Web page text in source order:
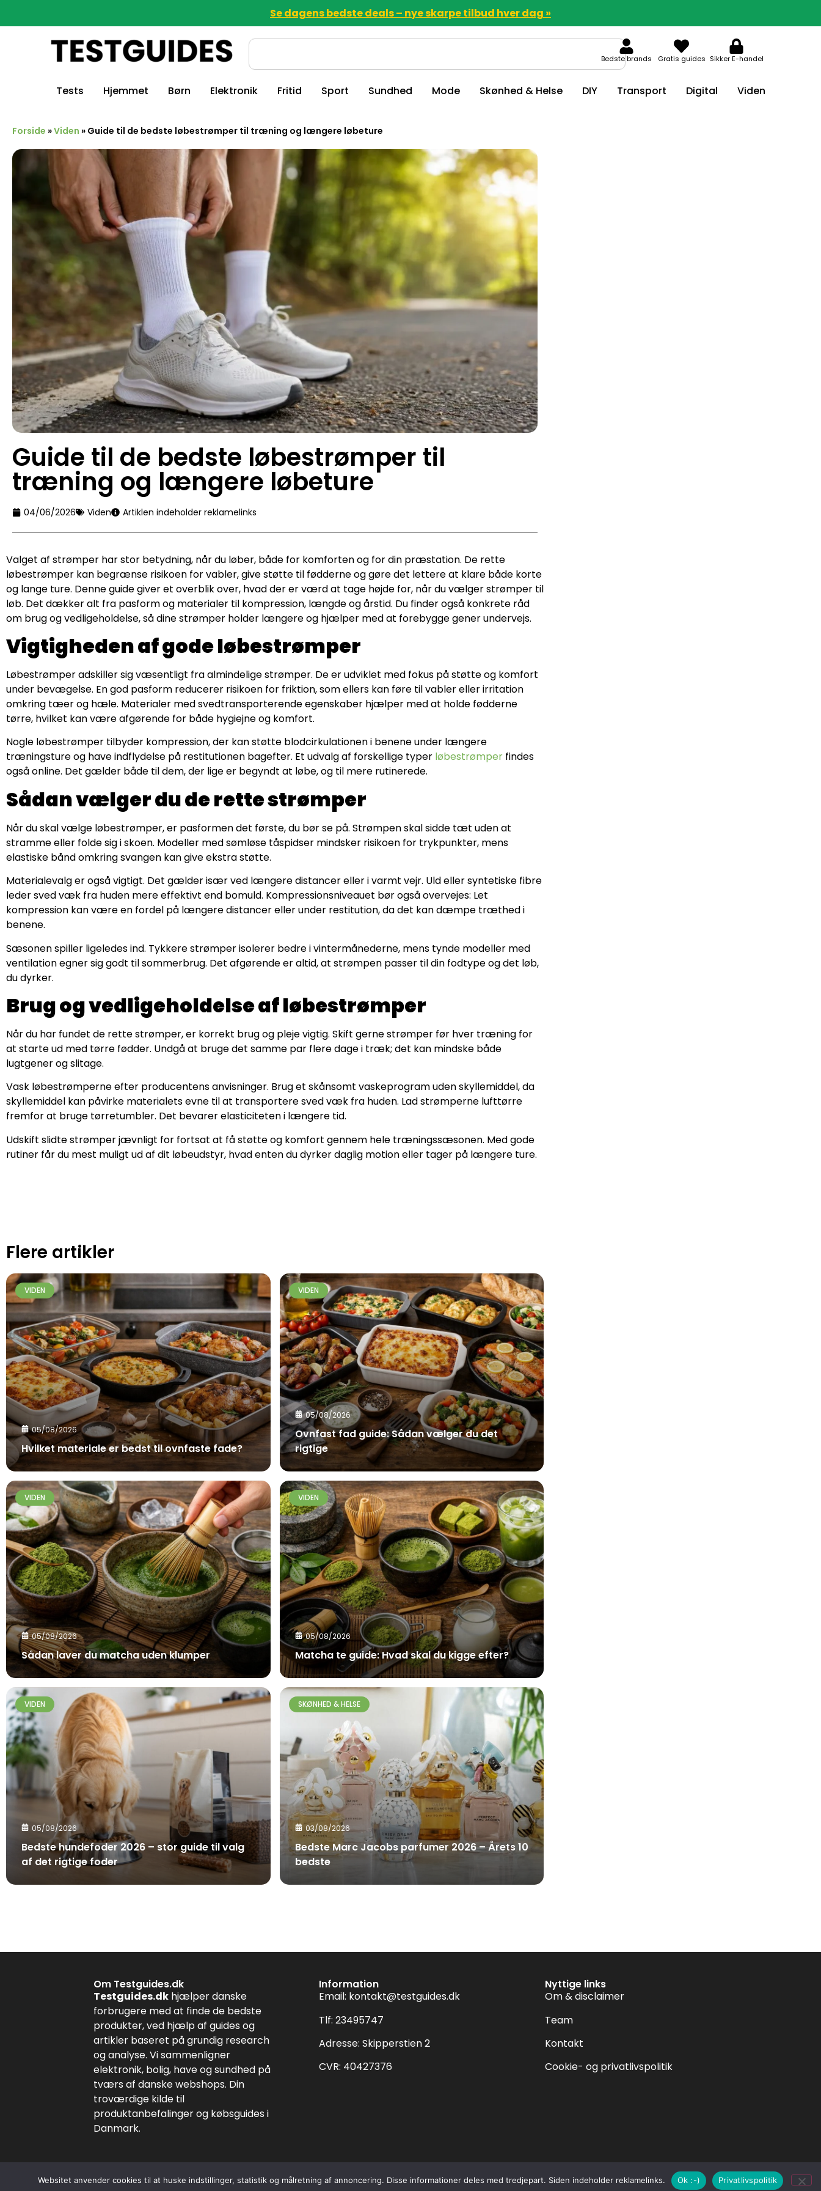
Se dagens bedste deals – nye skarpe tilbud hver dag »
Bedste brands Gratis guides Sikker E-handel
Tests Hjemmet Børn Elektronik Fritid Sport Sundhed Mode Skønhed & Helse DIY Transport Digital Viden
Forside »Viden » Guide til de bedste løbestrømper til træning og længere løbeture
Guide til de bedste løbestrømper til
træning og længere løbeture
04/06/2026 Viden Artiklen indeholder reklamelinks
Valget af strømper har stor betydning, når du løber, både for komforten og for din præstation. De rette
løbestrømper kan begrænse risikoen for vabler, give støtte til fødderne og gøre det lettere at klare både korte
og lange ture. Denne guide giver et overblik over, hvad der er værd at tage højde for, når du vælger strømper til
løb. Det dækker alt fra pasform og materialer til kompression, længde og årstid. Du finder også konkrete råd
om brug og vedligeholdelse, så dine strømper holder længere og hjælper med at forebygge gener undervejs.
Vigtigheden af gode løbestrømper
Løbestrømper adskiller sig væsentligt fra almindelige strømper. De er udviklet med fokus på støtte og komfort
under bevægelse. En god pasform reducerer risikoen for friktion, som ellers kan føre til vabler eller irritation
omkring tæer og hæle. Materialer med svedtransporterende egenskaber hjælper med at holde fødderne
tørre, hvilket kan være afgørende for både hygiejne og komfort.
Nogle løbestrømper tilbyder kompression, der kan støtte blodcirkulationen i benene under længere
træningsture og have indflydelse på restitutionen bagefter. Et udvalg af forskellige typer løbestrømper findes
også online. Det gælder både til dem, der lige er begyndt at løbe, og til mere rutinerede.
Sådan vælger du de rette strømper
Når du skal vælge løbestrømper, er pasformen det første, du bør se på. Strømpen skal sidde tæt uden at
stramme eller folde sig i skoen. Modeller med sømløse tåspidser mindsker risikoen for trykpunkter, mens
elastiske bånd omkring svangen kan give ekstra støtte.
Materialevalg er også vigtigt. Det gælder især ved længere distancer eller i varmt vejr. Uld eller syntetiske fibre
leder sved væk fra huden mere effektivt end bomuld. Kompressionsniveauet bør også overvejes: Let
kompression kan være en fordel på længere distancer eller under restitution, da det kan dæmpe træthed i
benene.
Sæsonen spiller ligeledes ind. Tykkere strømper isolerer bedre i vintermånederne, mens tynde modeller med
ventilation egner sig godt til sommerbrug. Det afgørende er altid, at strømpen passer til din fodtype og det løb,
du dyrker.
Brug og vedligeholdelse af løbestrømper
Når du har fundet de rette strømper, er korrekt brug og pleje vigtig. Skift gerne strømper før hver træning for
at starte ud med tørre fødder. Undgå at bruge det samme par flere dage i træk; det kan mindske både
lugtgener og slitage.
Vask løbestrømperne efter producentens anvisninger. Brug et skånsomt vaskeprogram uden skyllemiddel, da
skyllemiddel kan påvirke materialets evne til at transportere sved væk fra huden. Lad strømperne lufttørre
fremfor at bruge tørretumbler. Det bevarer elasticiteten i længere tid.
Udskift slidte strømper jævnligt for fortsat at få støtte og komfort gennem hele træningssæsonen. Med gode
rutiner får du mest muligt ud af dit løbeudstyr, hvad enten du dyrker daglig motion eller tager på længere ture.
Flere artikler
VIDEN
05/08/2026
Hvilket materiale er bedst til ovnfaste fade?
VIDEN
05/08/2026
Ovnfast fad guide: Sådan vælger du det
rigtige
VIDEN
05/08/2026
Sådan laver du matcha uden klumper
VIDEN
05/08/2026
Matcha te guide: Hvad skal du kigge efter?
VIDEN
05/08/2026
Bedste hundefoder 2026 – stor guide til valg
af det rigtige foder
SKØNHED & HELSE
03/08/2026
Bedste Marc Jacobs parfumer 2026 – Årets 10
bedste
Om Testguides.dk
Testguides.dk hjælper danske
forbrugere med at finde de bedste
produkter, ved hjælp af guides og
artikler baseret på grundig research
og analyse. Vi sammenligner
elektronik, bolig, have og sundhed på
tværs af danske webshops. Din
troværdige kilde til
produktanbefalinger og købsguides i
Danmark.
Information
Email: kontakt@testguides.dk
Tlf: 23495747
Adresse: Skipperstien 2
CVR: 40427376
Nyttige links
Om & disclaimer
Team
Kontakt
Cookie- og privatlivspolitik
Copyright © 2025 Testguides.dk
Websitet anvender cookies til at huske indstillinger, statistik og målretning af annoncering. Disse informationer deles med tredjepart. Siden indeholder reklamelinks. Ok :-) Privatlivspolitik